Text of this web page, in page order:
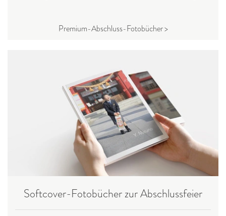
Premium-Abschluss-Fotobücher >
Softcover-Fotobücher zur Abschlussfeier